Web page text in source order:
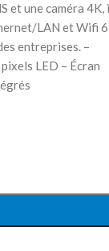
et une caméra 4K,
LAN et Wifi
entreprises. –
LED – Écran